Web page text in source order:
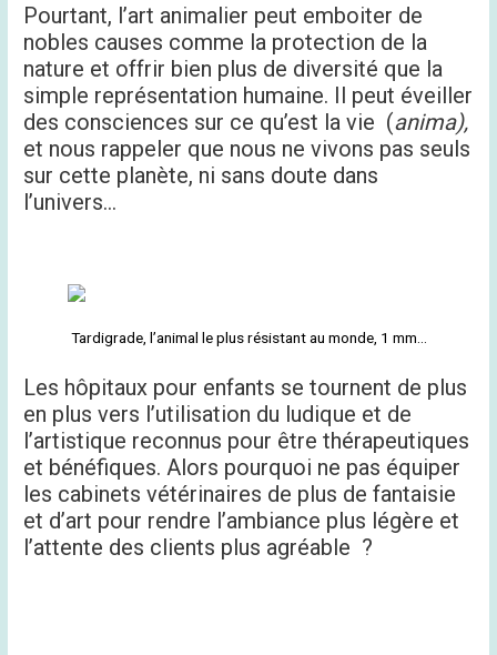
Pourtant, l’art animalier peut emboiter de
nobles causes comme la protection de la
nature et offrir bien plus de diversité que la
simple représentation humaine. Il peut éveiller
des consciences sur ce qu’est la vie (anima),
et nous rappeler que nous ne vivons pas seuls
sur cette planète, ni sans doute dans
l’univers…
Tardigrade, l’animal le plus résistant au monde, 1 mm…
Les hôpitaux pour enfants se tournent de plus
en plus vers l’utilisation du ludique et de
l’artistique reconnus pour être thérapeutiques
et bénéfiques. Alors pourquoi ne pas équiper
les cabinets vétérinaires de plus de fantaisie
et d’art pour rendre l’ambiance plus légère et
l’attente des clients plus agréable ?